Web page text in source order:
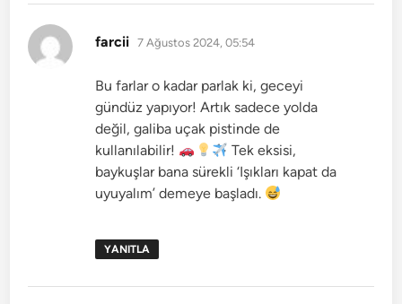
farcii dedi
ki:
7 Ağustos 2024, 05:54
Bu farlar o kadar parlak ki, geceyi
gündüz yapıyor! Artık sadece yolda
değil, galiba uçak pistinde de
kullanılabilir!
Tek eksisi,
baykuşlar bana sürekli ‘Işıkları kapat da
uyuyalım’ demeye başladı.
YANITLA